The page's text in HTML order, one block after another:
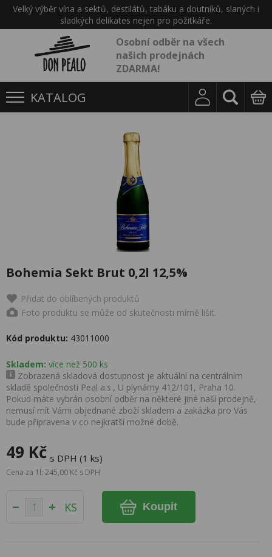
Velký výběr vína a sektů, destilátů, tabáku a doutníků, slaných i
sladkých delikates nejen pro požitkáře.
Osobní odběr na všech
našich prodejnách
ZDARMA!
KATALOG
Bohemia Sekt Brut 0,2l 12,5%
Přidat do oblíbených produktů
Foto produktu se může od skutečnosti mírně lišit.
Kód produktu: 43011000
Skladem: více než 500 ks
Zobrazená skladová dostupnost je aktuální na centrálním
skladě společnosti Peal a.s., U plynárny 412/101, Praha 10.
Pokud máte vybrán osobní odběr na některé jiné naší prodejně,
nemusí mít Vámi objednané zboží skladem a zakázka pro Vás
bude připravena v co nejkratší možné době.
49 Kč s DPH (1 ks)
Cena za 1l: 245,00 Kč s DPH
KS Koupit